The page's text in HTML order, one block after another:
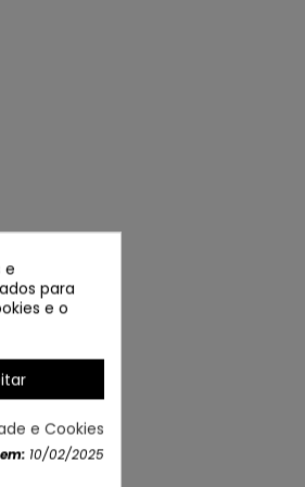
e
para
e o
e Cookies
10/02/2025